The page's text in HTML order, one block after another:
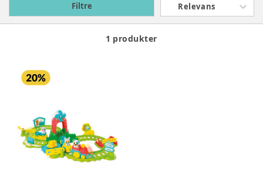
finde netop den model, og tilbehør hertil, der passer lige
netop til dit barn.
Filtre Relevans
1 produkter